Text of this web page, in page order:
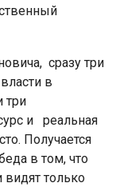
сразу три
в
три
и реальная
Получается
в том, что
видят только